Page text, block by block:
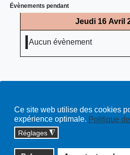
Ce site web utilise des cookies
expérience optimale. Politique
Réglages ◮
Évènements pendant
Jeudi 16 Avril
Aucun évènement
Copyright © 2026 cossonay.ch - tous